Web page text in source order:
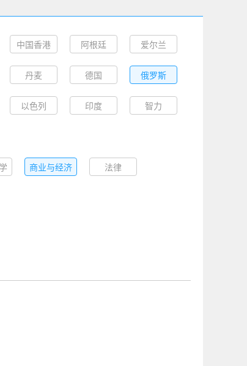
中国香港 阿根廷 爱尔兰
丹麦 德国 俄罗斯
以色列 印度 智力
商业与经济 法律